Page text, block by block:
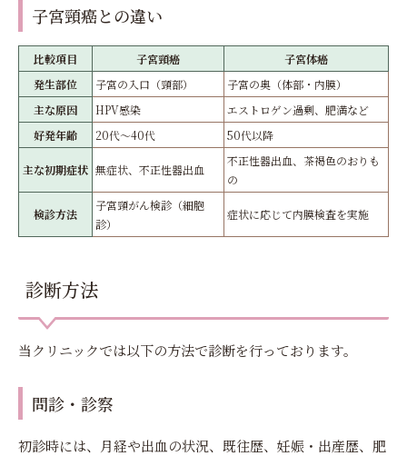
子宮頸癌との違い
比較項目 子宮頸癌
子宮体癌
発生部位
子宮の入口（頸部）
子宮の奥（体部・内膜）
主な原因
HPV感染
エストロゲン過剰、肥満など
好発年齢
20代〜40代 50代以降
主な初期症状 無症状、不正性器出血
不正性器出血、茶褐色のおりも
の
検診方法
子宮頸がん検診（細胞
診）
症状に応じて内膜検査を実施
診断方法
当クリニックでは以下の方法で診断を行っております。
問診・診察
初診時には、月経や出血の状況、既往歴、妊娠・出産歴、肥